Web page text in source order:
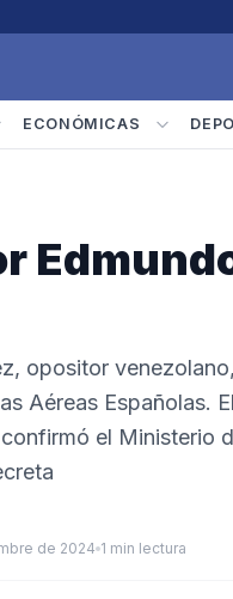
ECONÓMICAS
opositor
Aéreas Españolas.
el Ministerio
de 2024 1 min lectura